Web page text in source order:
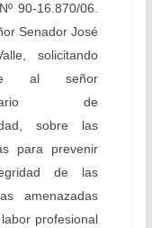
90-16.870/06.
Senador José
solicitando
al señor
de
sobre las
para prevenir
de las
amenazadas
profesional